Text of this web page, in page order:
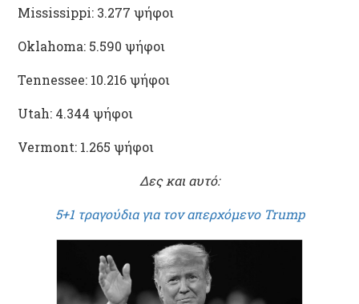
Mississippi: 3.277 ψήφοι
Oklahoma: 5.590 ψήφοι
Tennessee: 10.216 ψήφοι
Utah: 4.344 ψήφοι
Vermont: 1.265 ψήφοι
Δες και αυτό:
5+1 τραγούδια για τον απερχόμενο Trump